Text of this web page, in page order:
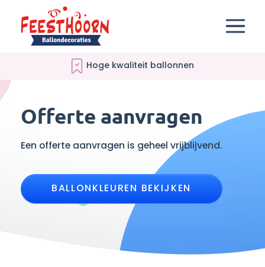
Hoge kwaliteit ballonnen
Offerte aanvragen
Een offerte aanvragen is geheel vrijblijvend.
BALLONKLEUREN BEKIJKEN